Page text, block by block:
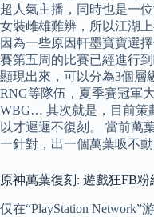
超人氣主播，同時也是一
女裝雌雄難辨，所以江湖
因為一些原因軒墨寶寶選
賽第五周的比賽已經進行
顯現出來，可以分為3個層
RNG等隊伍，夏季賽冠軍
WBG… 其次就是，目前策
以才遲遲不復刻。 當前萬
一針對，出一個萬葉吸不
原神萬葉復刻: 遊戲狂FB粉
仅在“PlayStation